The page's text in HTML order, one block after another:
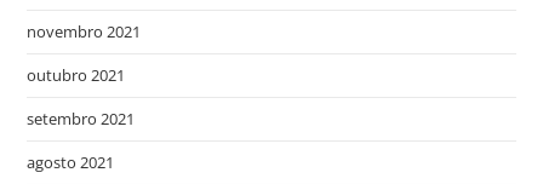
novembro 2021
outubro 2021
setembro 2021
agosto 2021